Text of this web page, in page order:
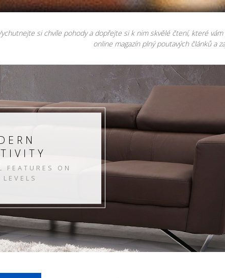
si chvíle pohody a dopřejte si k nim skvělé čtení, které
online magazín plný poutavých článků a
FEATURES ON
LEVELS